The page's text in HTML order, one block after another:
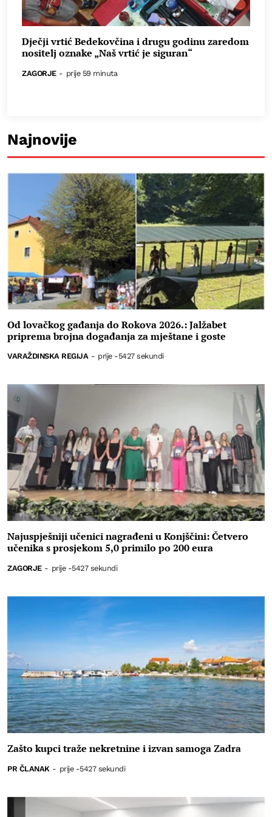
Dječji vrtić Bedekovčina i drugu godinu zaredom
nositelj oznake „Naš vrtić je siguran“
ZAGORJE - prije 59 minuta
Najnovije
Od lovačkog gađanja do Rokova 2026.: Jalžabet
priprema brojna događanja za mještane i goste
VARAŽDINSKA REGIJA - prije -5427 sekundi
Najuspješniji učenici nagrađeni u Konjščini: Četvero
učenika s prosjekom 5,0 primilo po 200 eura
ZAGORJE - prije -5427 sekundi
Zašto kupci traže nekretnine i izvan samoga Zadra
PR ČLANAK - prije -5427 sekundi